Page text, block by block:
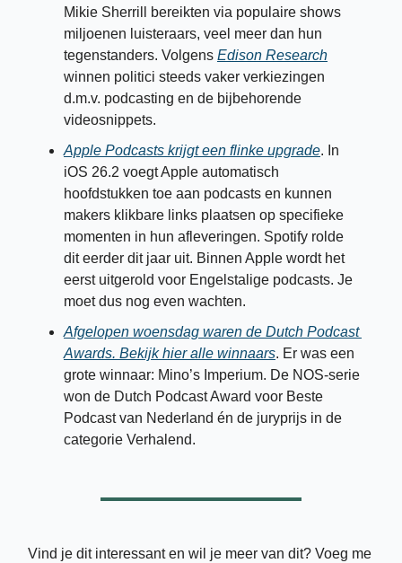
Mikie Sherrill bereikten via populaire shows
miljoenen luisteraars, veel meer dan hun
tegenstanders. Volgens Edison Research
winnen politici steeds vaker verkiezingen
d.m.v. podcasting en de bijbehorende
videosnippets.
Apple Podcasts krijgt een flinke upgrade. In
iOS 26.2 voegt Apple automatisch
hoofdstukken toe aan podcasts en kunnen
makers klikbare links plaatsen op specifieke
momenten in hun afleveringen. Spotify rolde
dit eerder dit jaar uit. Binnen Apple wordt het
eerst uitgerold voor Engelstalige podcasts. Je
moet dus nog even wachten.
Afgelopen woensdag waren de Dutch Podcast
Awards. Bekijk hier alle winnaars. Er was een
grote winnaar: Mino’s Imperium. De NOS-serie
won de Dutch Podcast Award voor Beste
Podcast van Nederland én de juryprijs in de
categorie Verhalend.
Vind je dit interessant en wil je meer van dit? Voeg me